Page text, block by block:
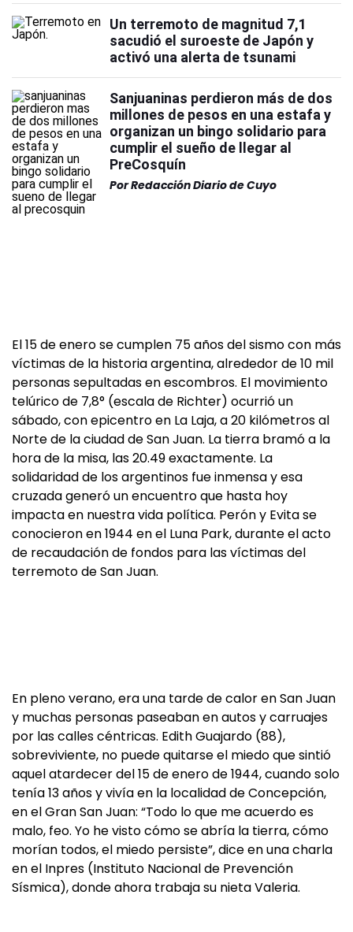
Un terremoto de magnitud 7,1
sacudió el suroeste de Japón y
activó una alerta de tsunami
Sanjuaninas perdieron más de dos
millones de pesos en una estafa y
organizan un bingo solidario para
cumplir el sueño de llegar al
PreCosquín
PorRedacción Diario de Cuyo
El 15 de enero se cumplen 75 años del sismo con más
víctimas de la historia argentina, alrededor de 10 mil
personas sepultadas en escombros. El movimiento
telúrico de 7,8° (escala de Richter) ocurrió un
sábado, con epicentro en La Laja, a 20 kilómetros al
Norte de la ciudad de San Juan. La tierra bramó a la
hora de la misa, las 20.49 exactamente. La
solidaridad de los argentinos fue inmensa y esa
cruzada generó un encuentro que hasta hoy
impacta en nuestra vida política. Perón y Evita se
conocieron en 1944 en el Luna Park, durante el acto
de recaudación de fondos para las víctimas del
terremoto de San Juan.
En pleno verano, era una tarde de calor en San Juan
y muchas personas paseaban en autos y carruajes
por las calles céntricas. Edith Guajardo (88),
sobreviviente, no puede quitarse el miedo que sintió
aquel atardecer del 15 de enero de 1944, cuando solo
tenía 13 años y vivía en la localidad de Concepción,
en el Gran San Juan: “Todo lo que me acuerdo es
malo, feo. Yo he visto cómo se abría la tierra, cómo
morían todos, el miedo persiste”, dice en una charla
en el Inpres (Instituto Nacional de Prevención
Sísmica), donde ahora trabaja su nieta Valeria.